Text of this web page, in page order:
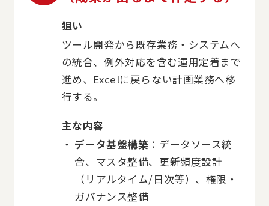
狙い
ツール開発から既存業務・システムへ
の統合、例外対応を含む運用定着まで
進め、Excelに戻らない計画業務へ移
行する。
主な内容
データ基盤構築 ：データソース統
合、マスタ整備、更新頻度設計
（リアルタイム/日次等）、権限・
ガバナンス整備